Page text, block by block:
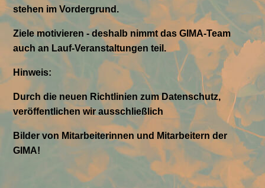
stehen im Vordergrund.
Ziele motivieren - deshalb nimmt das GIMA-Team
auch an Lauf-Veranstaltungen teil.
Hinweis:
Durch die neuen Richtlinien zum Datenschutz,
veröffentlichen wir ausschließlich
Bilder von Mitarbeiterinnen und Mitarbeitern der
GIMA!